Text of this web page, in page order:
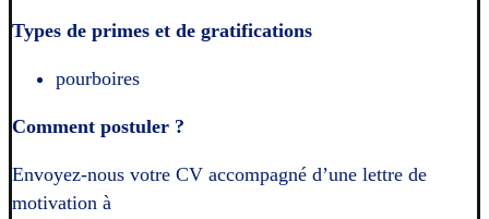
Types de primes et de gratifications
pourboires
Comment postuler ?
Envoyez-nous votre CV accompagné d’une lettre de
motivation à